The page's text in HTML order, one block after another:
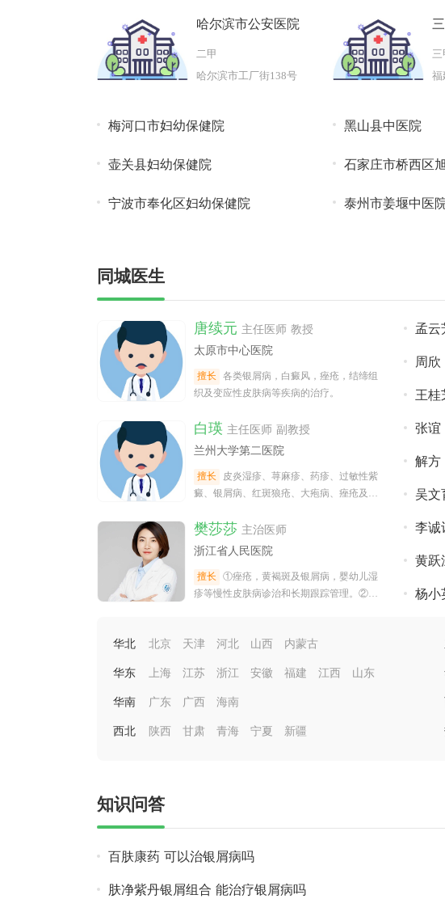
哈尔滨市公安医院
二甲
哈尔滨市工厂街138号
三
梅河口市妇幼保健院 黑山县中医院
壶关县妇幼保健院 石家庄市桥西区
宁波市奉化区妇幼保健院 泰州市姜堰中医
同城医生
唐续元 主任医师 教授
太原市中心医院
擅长
各类银屑病，白癜风，痤疮，结缔组
织及变应性皮肤病等疾病的治疗。
白瑛 主任医师 副教授
兰州大学第二医院
擅长
皮炎湿疹、荨麻疹、药疹、过敏性紫
癜、银屑病、红斑狼疮、大疱病、痤疮及性
樊莎莎 主治医师
浙江省人民医院
擅长
①痤疮，黄褐斑及银屑病，婴幼儿湿
疹等慢性皮肤病诊治和长期跟踪管理。②擅
孟云
周欣
王桂
张谊
解方
吴文
李诚
黄跃
杨小
华北 北京 天津 河北 山西 内蒙古
华东 上海 江苏 浙江 安徽 福建 江西 山东
华南 广东 广西 海南
西北 陕西 甘肃 青海 宁夏 新疆
知识问答
百肤康药 可以治银屑病吗
肤净紫丹银屑组合 能治疗银屑病吗